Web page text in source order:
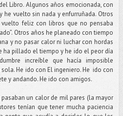
Libro. Algunos años emocionada, con
he vuelto sin nada y enfurruñada. Otros
feliz con libros que no pensaba
Otros años he planeado con tiempo
y no pasar calor ni luchar con hordas
ha pillado el tiempo y he ido el peor día
increíble que hacía imposible
He ido con El ingeniero. He ido con
y andando. He ido con amigos.
un calor de mil pares (la mayor
tenían que tener mucha paciencia